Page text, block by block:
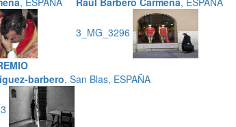
3_MG_3296
barbero, San Blas, ESPAÑA